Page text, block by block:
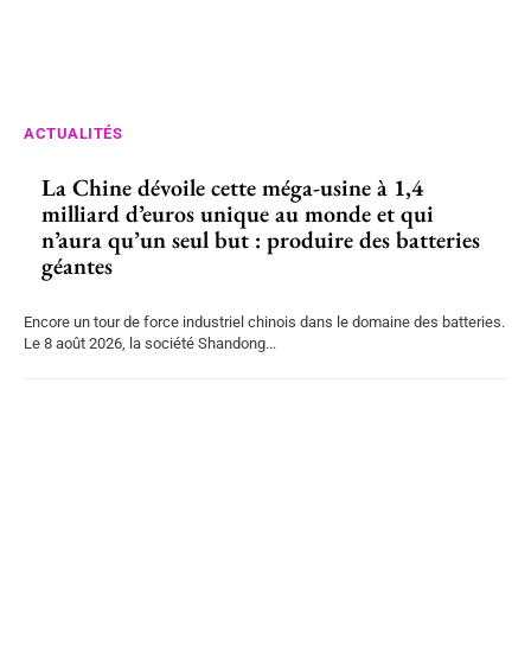
ACTUALITÉS
La Chine dévoile cette méga-usine à 1,4
milliard d’euros unique au monde et qui
n’aura qu’un seul but : produire des batteries
géantes
Encore un tour de force industriel chinois dans le domaine des batteries.
Le 8 août 2026, la société Shandong...